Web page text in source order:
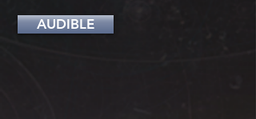
AUDIBLE